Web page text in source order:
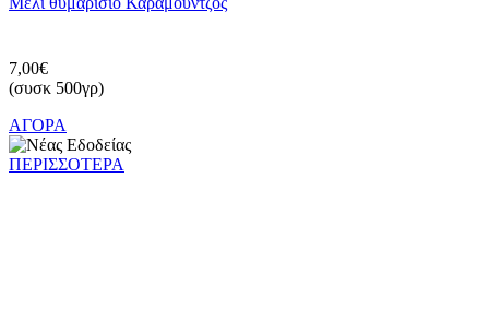
7,00€
(συσκ 500γρ)
ΑΓΟΡΑ
ΠΕΡΙΣΣΟΤΕΡΑ